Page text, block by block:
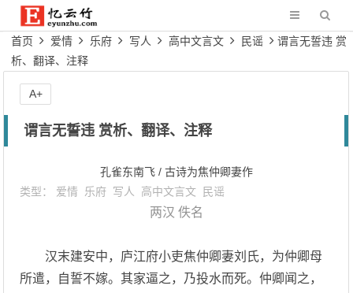
首页 爱情 乐府 写人 高中文言文 民谣
谓言无誓违 赏
析、翻译、注释
谓言无誓违 赏析、翻译、注释
孔雀东南飞 / 古诗为焦仲卿妻作
类型： 爱情 乐府 写人 高中文言文 民谣
两汉 佚名
汉末建安中，庐江府小吏焦仲卿妻刘氏，为仲卿母
所遣，自誓不嫁。其家逼之，乃投水而死。仲卿闻之，
A+